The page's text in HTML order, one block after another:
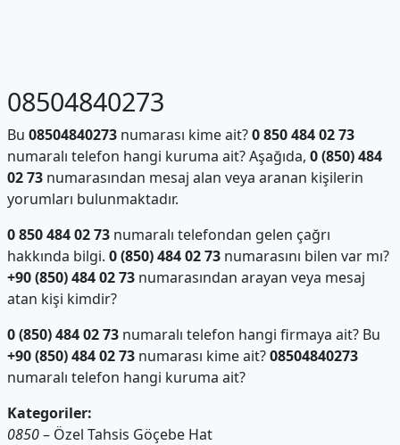
08504840273
Bu 08504840273numarası kime ait?0 850 484 02 73
numaralı telefon hangi kuruma ait? Aşağıda, 0 (850) 484
02 73numarasından mesaj alan veya aranan kişilerin
yorumları bulunmaktadır.
0 850 484 02 73numaralı telefondan gelen çağrı
hakkında bilgi. 0 (850) 484 02 73numarasını bilen var mı?
+90 (850) 484 02 73numarasından arayan veya mesaj
atan kişi kimdir?
0 (850) 484 02 73numaralı telefon hangi firmaya ait? Bu
+90 (850) 484 02 73numarası kime ait?08504840273
numaralı telefon hangi kuruma ait?
Kategoriler:
0850– Özel Tahsis Göçebe Hat